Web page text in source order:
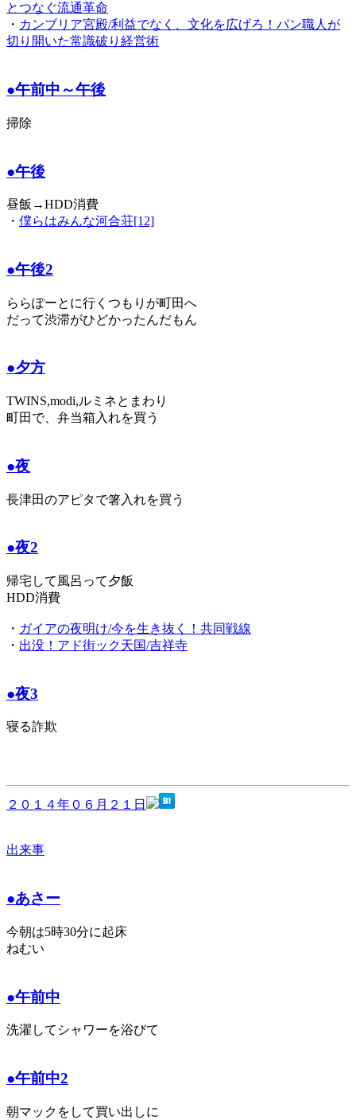
とつなぐ流通革命
・ カンブリア宮殿/利益でなく、文化を広げろ！パン職人が
切り開いた常識破り経営術
●午前中～午後
掃除
●午後
昼飯→HDD消費
・ 僕らはみんな河合荘[12]
●午後2
ららぽーとに行くつもりが町田へ
だって渋滞がひどかったんだもん
●夕方
TWINS,modi,ルミネとまわり
町田で、弁当箱入れを買う
●夜
長津田のアピタで箸入れを買う
●夜2
帰宅して風呂って夕飯
HDD消費
・ ガイアの夜明け/今を生き抜く！共同戦線
・ 出没！アド街ック天国/吉祥寺
●夜3
寝る詐欺
２０１４年０６月２１日
出来事
●あさー
今朝は5時30分に起床
ねむい
●午前中
洗濯してシャワーを浴びて
●午前中2
朝マックをして買い出しに